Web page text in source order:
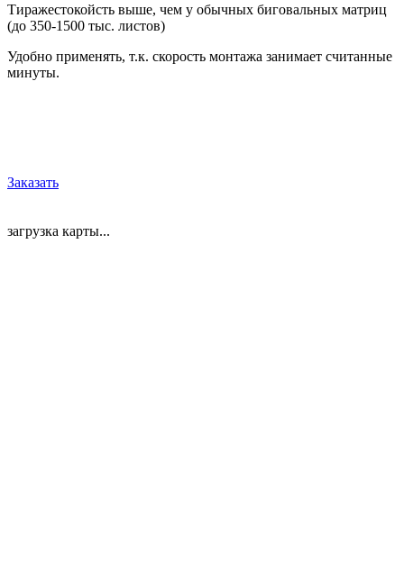
Тиражестокойсть выше, чем у обычных биговальных матриц
(до 350-1500 тыс. листов)
Удобно применять, т.к. скорость монтажа занимает считанные
минуты.
Заказать
загрузка карты...